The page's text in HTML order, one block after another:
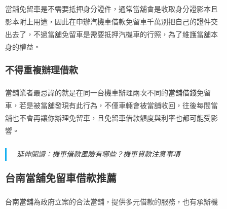
當舖免留車是不需要抵押身分證件，通常當舖會是收取身分證影本且
影本附上用途，因此在申辦汽機車借款免留車千萬別把自己的證件交
出去了，不過當舖免留車是需要抵押汽機車的行照，為了維護當舖本
身的權益。
不得重複辦理借款
當舖業者最忌諱的就是在同一台機車辦理兩次不同的當舖借錢免留
車，若是被當舖發現有此行為，不僅車輛會被當舖收回，往後每間當
舖也不會再讓你辦理免留車，且免留車借款額度與利率也都可能受影
響。
延伸閱讀： 機車借款風險有哪些？機車貸款注意事項
台南當舖免留車借款推薦
台南當舖為政府立案的合法當舖，提供多元借款的服務，也有承辦機